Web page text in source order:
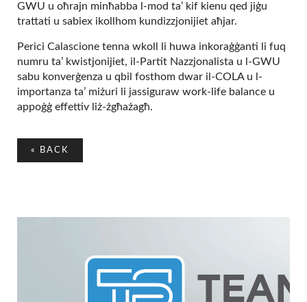
GWU u oħrajn minħabba l-mod ta’ kif kienu qed jiġu
trattati u sabiex ikollhom kundizzjonijiet aħjar.
Perici Calascione tenna wkoll li huwa inkoraġġanti li fuq
numru ta’ kwistjonijiet, il-Partit Nazzjonalista u l-GWU
sabu konverġenza u qbil fosthom dwar il-COLA u l-
importanza ta’ miżuri li jassiguraw work-life balance u
appoġġ effettiv liż-żgħażagħ.
« BACK